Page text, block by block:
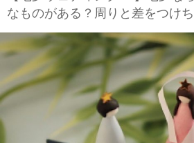
なものがある？周りと差をつけ